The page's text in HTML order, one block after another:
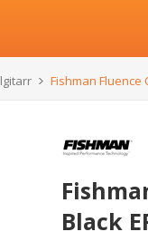
Fishman Fluence
Black